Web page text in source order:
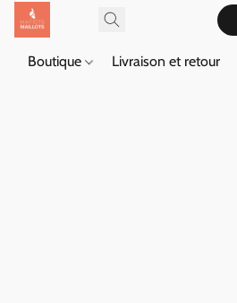
Boutique Livraison et retour